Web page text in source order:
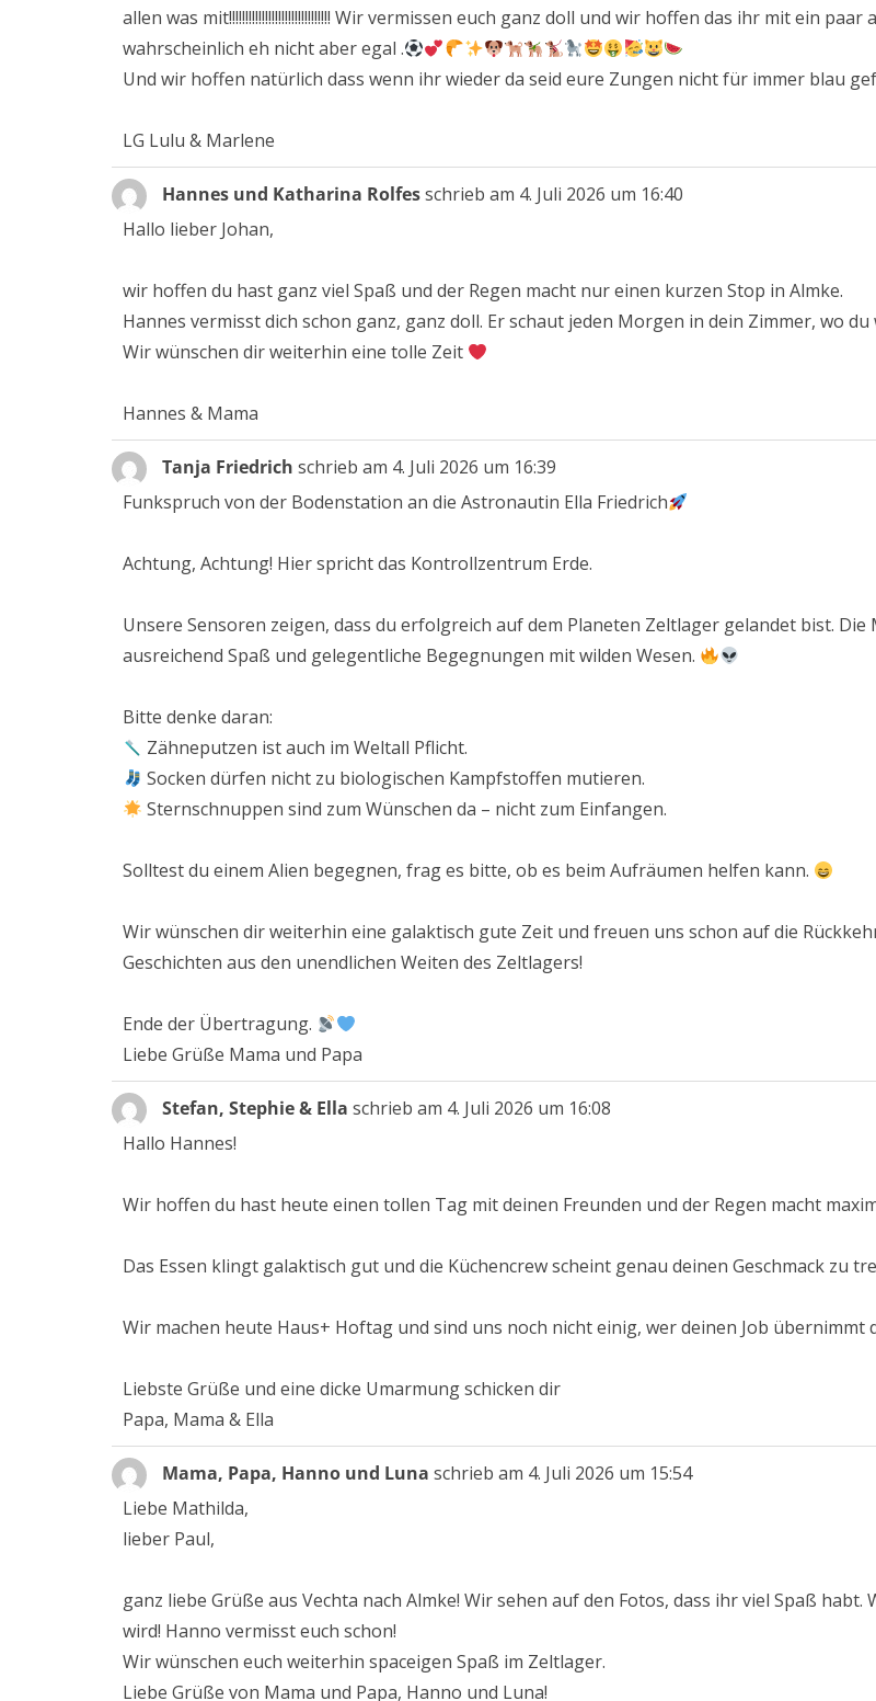
allen was mit!!!!!!!!!!!!!!!!!!!!!!!!!!!!!!! Wir vermissen euch ganz doll und wir hoffen das ihr mit ein
wahrscheinlich eh nicht aber egal .
Und wir hoffen natürlich dass wenn ihr wieder da seid eure Zungen nicht für immer blau
LG Lulu & Marlene
Hannes und Katharina Rolfesschrieb am 4. Juli 2026 um 16:40
Hallo lieber Johan,
wir hoffen du hast ganz viel Spaß und der Regen macht nur einen kurzen Stop in Almke.
Hannes vermisst dich schon ganz, ganz doll. Er schaut jeden Morgen in dein Zimmer, wo
Wir wünschen dir weiterhin eine tolle Zeit
Hannes & Mama
Tanja Friedrich schrieb am 4. Juli 2026 um 16:39
Funkspruch von der Bodenstation an die Astronautin Ella Friedrich
Achtung, Achtung! Hier spricht das Kontrollzentrum Erde.
Unsere Sensoren zeigen, dass du erfolgreich auf dem Planeten Zeltlager gelandet bist.
ausreichend Spaß und gelegentliche Begegnungen mit wilden Wesen.
Bitte denke daran:
Zähneputzen ist auch im Weltall Pflicht.
Socken dürfen nicht zu biologischen Kampfstoffen mutieren.
Sternschnuppen sind zum Wünschen da – nicht zum Einfangen.
Solltest du einem Alien begegnen, frag es bitte, ob es beim Aufräumen helfen kann.
Wir wünschen dir weiterhin eine galaktisch gute Zeit und freuen uns schon auf die
Geschichten aus den unendlichen Weiten des Zeltlagers!
Ende der Übertragung.
Liebe Grüße Mama und Papa
Stefan, Stephie & Ella schrieb am 4. Juli 2026 um 16:08
Hallo Hannes!
Wir hoffen du hast heute einen tollen Tag mit deinen Freunden und der Regen macht
Das Essen klingt galaktisch gut und die Küchencrew scheint genau deinen Geschmack zu
Wir machen heute Haus+ Hoftag und sind uns noch nicht einig, wer deinen Job übernimmt
Liebste Grüße und eine dicke Umarmung schicken dir
Papa, Mama & Ella
Mama, Papa, Hanno und Luna schrieb am 4. Juli 2026 um 15:54
Liebe Mathilda,
lieber Paul,
ganz liebe Grüße aus Vechta nach Almke! Wir sehen auf den Fotos, dass ihr viel Spaß
wird! Hanno vermisst euch schon!
Wir wünschen euch weiterhin spaceigen Spaß im Zeltlager.
Liebe Grüße von Mama und Papa, Hanno und Luna!